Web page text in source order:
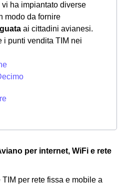
ha impiantato diverse
modo da fornire
ai cittadini avianesi.
i punti vendita TIM nei
per internet, WiFi e rete
per rete fissa e mobile a